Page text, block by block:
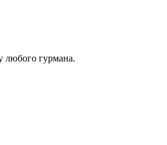
любого гурмана.